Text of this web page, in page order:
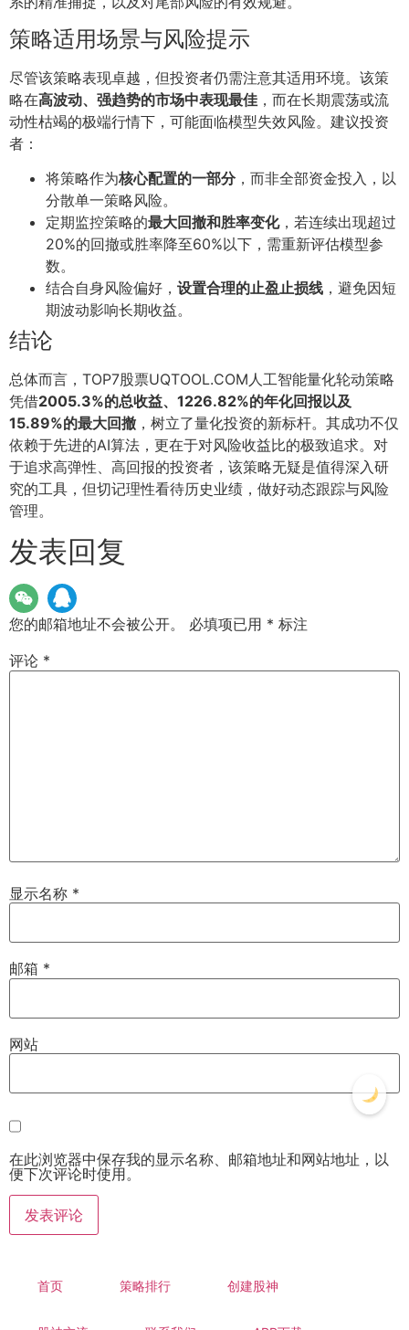
策略适用场景与风险提示
尽管该策略表现卓越，但投资者仍需注意其适用环境。该策
略在高波动、强趋势的市场中表现最佳 ，而在长期震荡或流
动性枯竭的极端行情下，可能面临模型失效风险。建议投资
者：
将策略作为核心配置的一部分，而非全部资金投入，以
分散单一策略风险。
定期监控策略的最大回撤和胜率变化，若连续出现超过
20%的回撤或胜率降至60%以下，需重新评估模型参
数。
结合自身风险偏好， 设置合理的止盈止损线 ，避免因短
期波动影响长期收益。
结论
总体而言，TOP7股票UQTOOL.COM人工智能量化轮动策略
凭借2005.3%的总收益、1226.82%的年化回报以及
15.89%的最大回撤 ，树立了量化投资的新标杆。其成功不仅
依赖于先进的AI算法，更在于对风险收益比的极致追求。对
于追求高弹性、高回报的投资者，该策略无疑是值得深入研
究的工具，但切记理性看待历史业绩，做好动态跟踪与风险
管理。
发表回复
您的邮箱地址不会被公开。 必填项已用 * 标注
评论 *
显示名称 *
邮箱 *
网站
在此浏览器中保存我的显示名称、邮箱地址和网站地址，以
便下次评论时使用。
首页 策略排行 创建股神